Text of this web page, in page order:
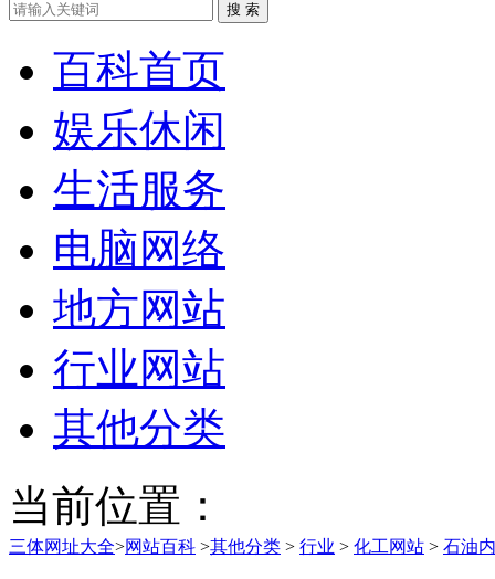
搜 索
百科首页
娱乐休闲
生活服务
电脑网络
地方网站
行业网站
其他分类
当前位置：
三体网址大全>网站百科 >其他分类 > 行业 > 化工网站 > 石油